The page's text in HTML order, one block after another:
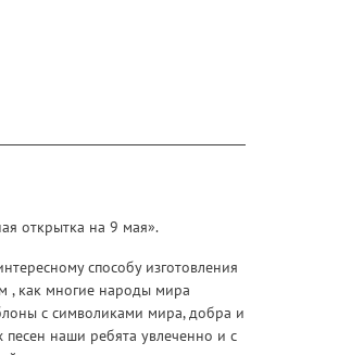
открытка на 9 мая».
способу изготовления
, как многие народы мира
с символиками мира, добра и
песен наши ребята увлеченно и с